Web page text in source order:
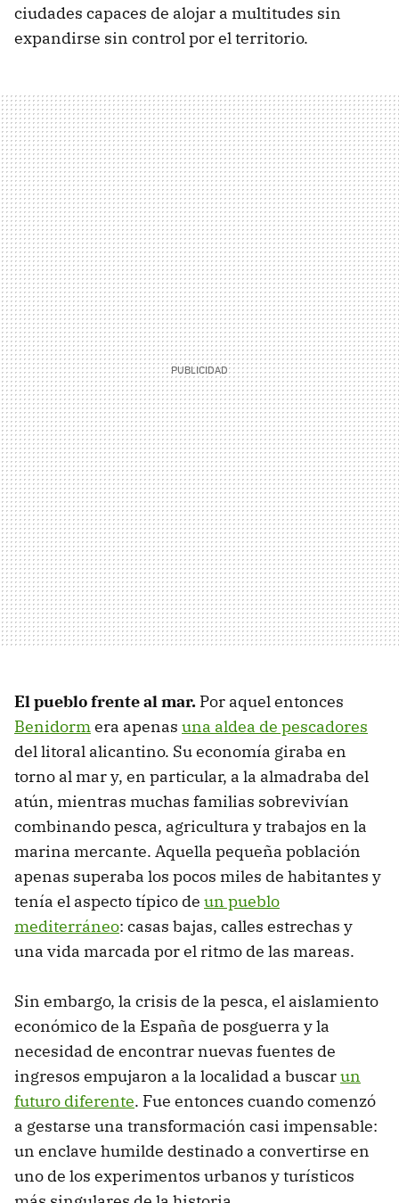
ciudades capaces de alojar a multitudes sin
expandirse sin control por el territorio.
El pueblo frente al mar. Por aquel entonces
Benidormera apenas una aldea de pescadores
del litoral alicantino. Su economía giraba en
torno al mar y, en particular, a la almadraba del
atún, mientras muchas familias sobrevivían
combinando pesca, agricultura y trabajos en la
marina mercante. Aquella pequeña población
apenas superaba los pocos miles de habitantes y
tenía el aspecto típico de un pueblo
mediterráneo: casas bajas, calles estrechas y
una vida marcada por el ritmo de las mareas.
Sin embargo, la crisis de la pesca, el aislamiento
económico de la España de posguerra y la
necesidad de encontrar nuevas fuentes de
ingresos empujaron a la localidad a buscarun
futuro diferente. Fue entonces cuando comenzó
a gestarse una transformación casi impensable:
un enclave humilde destinado a convertirse en
uno de los experimentos urbanos y turísticos